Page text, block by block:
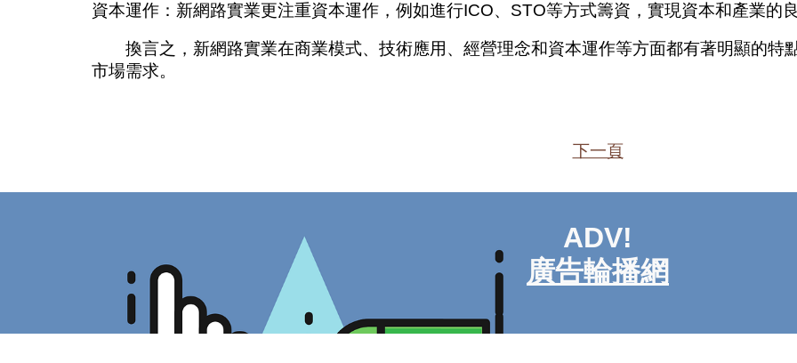
資本運作：新網路實業更注重資本運作，例如進行ICO、STO等方式籌資，實現資本和產業的良
換言之，新網路實業在商業模式、技術應用、經營理念和資本運作等方面都有著明顯的特
市場需求。
下一頁
ADV!
廣告輪播網